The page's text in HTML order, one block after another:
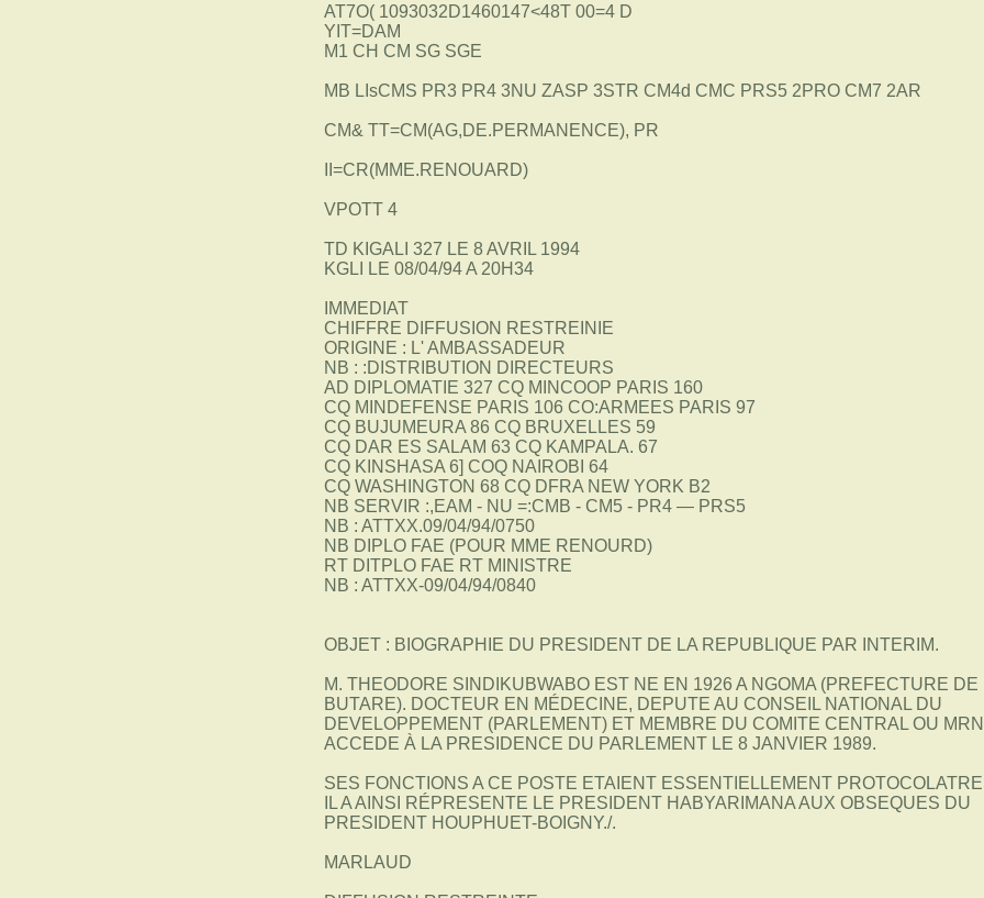
AT7O( 1093032D1460147<48T 00=4 D
YIT=DAM
M1 CH CM SG SGE
MB LIsCMS PR3 PR4 3NU ZASP 3STR CM4d CMC PRS5 2PRO CM7 2AR
CM& TT=CM(AG,DE.PERMANENCE), PR
II=CR(MME.RENOUARD)
VPOTT 4
TD KIGALI 327 LE 8 AVRIL 1994
KGLI LE 08/04/94 A 20H34
IMMEDIAT
CHIFFRE DIFFUSION RESTREINIE
ORIGINE : L' AMBASSADEUR
NB : :DISTRIBUTION DIRECTEURS
AD DIPLOMATIE 327 CQ MINCOOP PARIS 160
CQ MINDEFENSE PARIS 106 CO:ARMEES PARIS 97
CQ BUJUMEURA 86 CQ BRUXELLES 59
CQ DAR ES SALAM 63 CQ KAMPALA. 67
CQ KINSHASA 6] COQ NAIROBI 64
CQ WASHINGTON 68 CQ DFRA NEW YORK B2
NB SERVIR :,EAM - NU =:CMB - CM5 - PR4 — PRS5
NB : ATTXX.09/04/94/0750
NB DIPLO FAE (POUR MME RENOURD)
RT DITPLO FAE RT MINISTRE
NB : ATTXX-09/04/94/0840
OBJET : BIOGRAPHIE DU PRESIDENT DE LA REPUBLIQUE PAR INTERIM.
M. THEODORE SINDIKUBWABO EST NE EN 1926 A NGOMA (PREFECTURE DE
BUTARE). DOCTEUR EN MÉDECINE, DEPUTE AU CONSEIL NATIONAL DU
DEVELOPPEMENT (PARLEMENT) ET MEMBRE DU COMITE CENTRAL OU
ACCEDE À LA PRESIDENCE DU PARLEMENT LE 8 JANVIER 1989.
SES FONCTIONS A CE POSTE ETAIENT ESSENTIELLEMENT
IL A AINSI RÉPRESENTE LE PRESIDENT HABYARIMANA AUX OBSEQUES DU
PRESIDENT HOUPHUET-BOIGNY./.
MARLAUD